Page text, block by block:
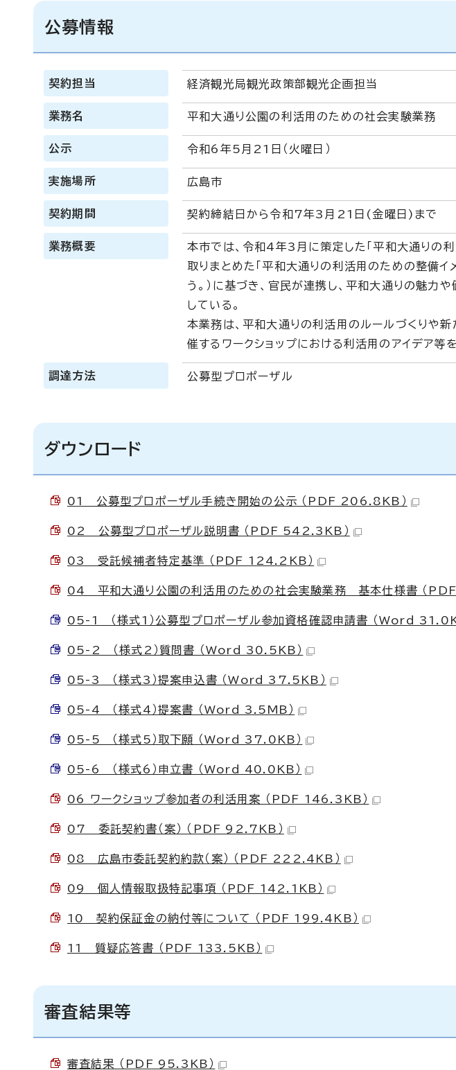
公募情報
契約担当 経済観光局観光政策部観光企画担当
業務名 平和大通り公園の利活用のための社会実験業務
公示 令和6年5月21日（火曜日）
実施場所 広島市
契約期間 契約締結日から令和7年3月21日(金曜日)まで
業務概要
本市では、令和4年3月に策定した「平和大通りの
取りまとめた「平和大通りの利活用のための整備イ
う。）に基づき、官民が連携し、平和大通りの魅力
している。
本業務は、平和大通りの利活用のルールづくりや
催するワークショップにおける利活用のアイデア等
調達方法 公募型プロポーザル
ダウンロード
01 公募型プロポーザル手続き開始の公示 （PDF 206.8KB）
02 公募型プロポーザル説明書 （PDF 542.3KB）
03 受託候補者特定基準 （PDF 124.2KB）
04 平和大通り公園の利活用のための社会実験業務 基本仕様書 （
05-1 （様式1）公募型プロポーザル参加資格確認申請書 （Word
05-2 （様式2）質問書 （Word 30.5KB）
05-3 （様式3）提案申込書 （Word 37.5KB）
05-4 （様式4）提案書 （Word 3.5MB）
05-5 （様式5）取下願 （Word 37.0KB）
05-6 （様式6）申立書 （Word 40.0KB）
06 ワークショップ参加者の利活用案 （PDF 146.3KB）
07 委託契約書（案） （PDF 92.7KB）
08 広島市委託契約約款（案） （PDF 222.4KB）
09 個人情報取扱特記事項 （PDF 142.1KB）
10 契約保証金の納付等について （PDF 199.4KB）
11 質疑応答書 （PDF 133.5KB）
審査結果等
審査結果 （PDF 95.3KB）